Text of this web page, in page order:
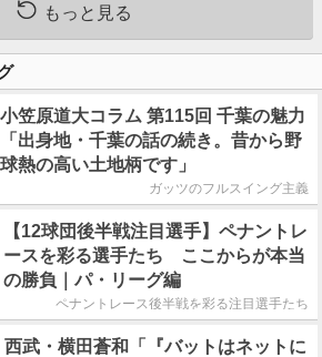
もっと見る
小笠原道大コラム 第115回 千葉の魅力
「出身地・千葉の話の続き。昔から野
球熱の高い土地柄です」
ガッツのフルスイング主義
【12球団後半戦注目選手】ペナントレ
ースを彩る選手たち ここからが本当
の勝負｜パ・リーグ編
ペナントレース後半戦を彩る注目選手たち
西武・横田蒼和「『バットはネットに